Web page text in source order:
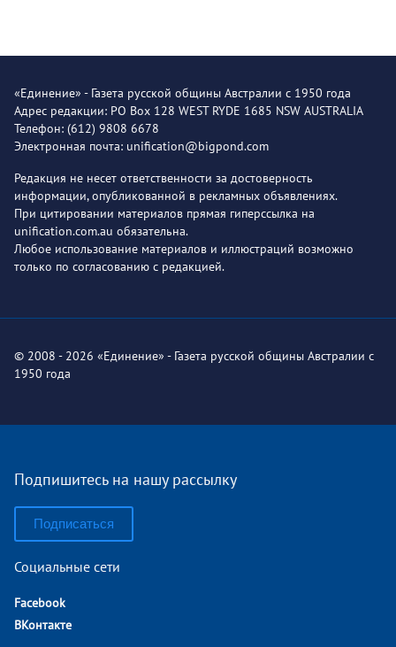
«Единение» - Газета русской общины Австралии с 1950 года
Адрес редакции: PO Box 128 WEST RYDE 1685 NSW AUSTRALIA
Телефон: (612) 9808 6678
Электронная почта: unification@bigpond.com
Редакция не несет ответственности за достоверность
информации, опубликованной в рекламных объявлениях.
При цитировании материалов прямая гиперссылка на
unification.com.au обязательна.
Любое использование материалов и иллюстраций возможно
только по согласованию с редакцией.
© 2008 - 2026 «Единение» - Газета русской общины Австралии с
1950 года
Подпишитесь на нашу рассылку
Подписаться
Социальные сети
Facebook
ВКонтакте